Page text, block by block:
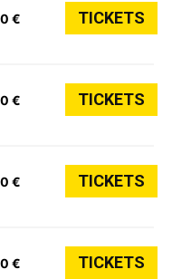
€ TICKETS
€ TICKETS
€ TICKETS
€ TICKETS